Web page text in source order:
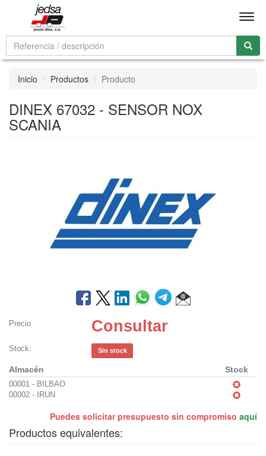
Inicio Productos Producto
DINEX 67032 - SENSOR NOX
SCANIA
Precio Consultar
Stock: Sin stock
Almacén Stock
00001 - BILBAO
00002 - IRUN
Puedes solicitar presupuesto sin compromiso aquí
Productos equivalentes: